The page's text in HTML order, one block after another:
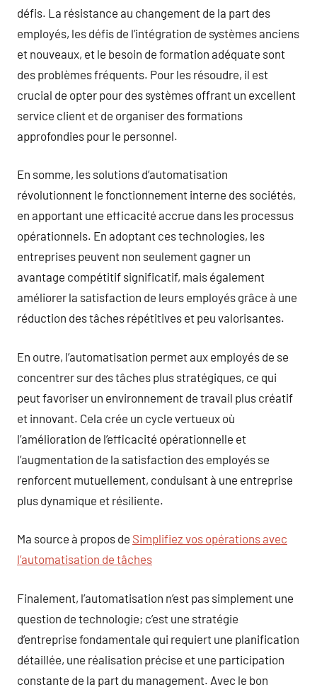
défis. La résistance au changement de la part des
employés, les défis de l’intégration de systèmes anciens
et nouveaux, et le besoin de formation adéquate sont
des problèmes fréquents. Pour les résoudre, il est
crucial de opter pour des systèmes offrant un excellent
service client et de organiser des formations
approfondies pour le personnel.
En somme, les solutions d’automatisation
révolutionnent le fonctionnement interne des sociétés,
en apportant une efficacité accrue dans les processus
opérationnels. En adoptant ces technologies, les
entreprises peuvent non seulement gagner un
avantage compétitif significatif, mais également
améliorer la satisfaction de leurs employés grâce à une
réduction des tâches répétitives et peu valorisantes.
En outre, l’automatisation permet aux employés de se
concentrer sur des tâches plus stratégiques, ce qui
peut favoriser un environnement de travail plus créatif
et innovant. Cela crée un cycle vertueux où
l’amélioration de l’efficacité opérationnelle et
l’augmentation de la satisfaction des employés se
renforcent mutuellement, conduisant à une entreprise
plus dynamique et résiliente.
Ma source à propos de Simplifiez vos opérations avec
l’automatisation de tâches
Finalement, l’automatisation n’est pas simplement une
question de technologie; c’est une stratégie
d’entreprise fondamentale qui requiert une planification
détaillée, une réalisation précise et une participation
constante de la part du management. Avec le bon